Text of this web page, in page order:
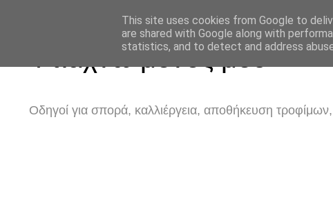
Φτιάχνω μόνος μου
Οδηγοί για σπορά, καλλιέργεια, αποθήκευση
This site uses cookies from Google to
are shared with Google along with
statistics, and to detect and address